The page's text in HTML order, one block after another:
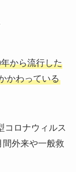
から流行した
かわっている
コロナウィルス
外来や一般救